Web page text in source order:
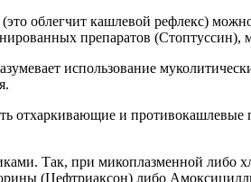
облегчит кашлевой рефлекс)
препаратов (Стоптуссин),
использование
отхаркивающие и противокашлевые
Так, при микоплазменной либо
(Цефтриаксон) либо